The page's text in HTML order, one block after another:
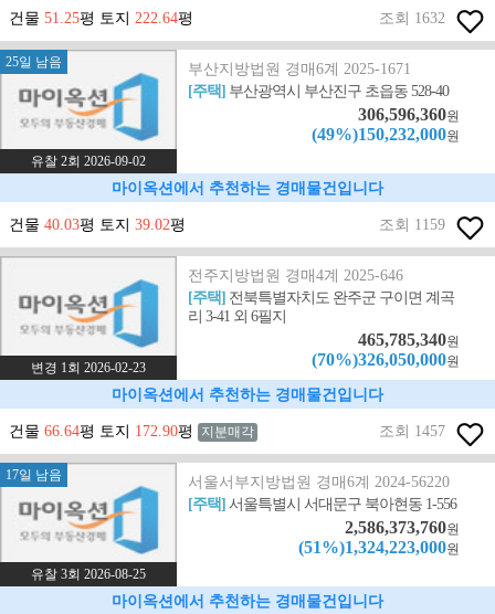
건물 51.25평 토지 222.64평 조회 1632
25일 남음
유찰 2회 2026-09-02
부산지방법원 경매6계 2025-1671
[주택] 부산광역시 부산진구 초읍동 528-40
306,596,360원
(49%)150,232,000원
마이옥션에서 추천하는 경매물건입니다
건물 40.03평 토지 39.02평 조회 1159
변경 1회 2026-02-23
전주지방법원 경매4계 2025-646
[주택] 전북특별자치도 완주군 구이면 계곡
리 3-41 외 6필지
465,785,340원
(70%)326,050,000원
마이옥션에서 추천하는 경매물건입니다
건물 66.64평 토지 172.90평 지분매각 조회 1457
17일 남음
유찰 3회 2026-08-25
서울서부지방법원 경매6계 2024-56220
[주택]서울특별시 서대문구 북아현동 1-556
2,586,373,760원
(51%)1,324,223,000원
마이옥션에서 추천하는 경매물건입니다